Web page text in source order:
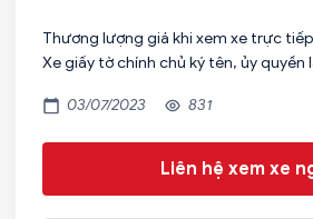
Thương lượng giá khi xem xe trực
Xe giấy tờ chính chủ ký tên, ủy quyền
03/07/2023 831
Liên hệ xem xe